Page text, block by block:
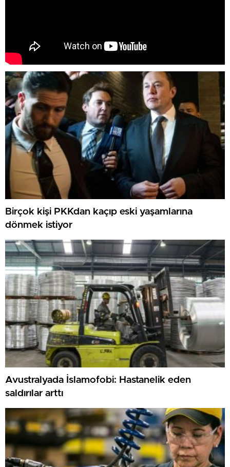
Birçok kişi PKKdan kaçıp eski yaşamlarına
dönmek istiyor
Avustralyada İslamofobi: Hastanelik eden
saldırılar arttı